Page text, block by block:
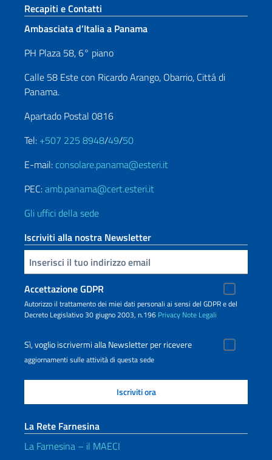
Sezione footer
Recapiti e Contatti
Ambasciata d’Italia a Panama
PH Plaza 58, 6° piano
Calle 58 Este con Ricardo Arango, Obarrio, Cittá di
Panama.
Apartado Postal 0816
Tel: +507 225 8948/49/50
E-mail: consolare.panama@esteri.it
PEC:amb.panama@cert.esteri.it
Gli uffici della sede
Iscriviti alla nostra Newsletter
Inserisci la tua email
Accettazione GDPR
Autorizzo il trattamento dei miei dati personali ai sensi del GDPR e del
Decreto Legislativo 30 giugno 2003, n.196 Privacy Note Legali
Sì, voglio iscrivermi alla Newsletter per ricevere
aggiornamenti sulle attività di questa sede
La Rete Farnesina
La Farnesina – il MAECI